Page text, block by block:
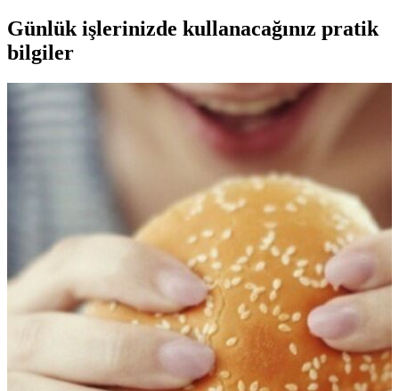
Günlük işlerinizde kullanacağınız pratik
bilgiler